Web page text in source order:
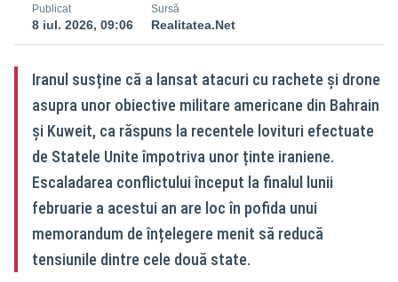
Publicat
8 iul. 2026, 09:06
Sursă
Realitatea.Net
Iranul susține că a lansat atacuri cu rachete și drone
asupra unor obiective militare americane din Bahrain
și Kuweit, ca răspuns la recentele lovituri efectuate
de Statele Unite împotriva unor ținte iraniene.
Escaladarea conflictului început la finalul lunii
februarie a acestui an are loc în pofida unui
memorandum de înțelegere menit să reducă
tensiunile dintre cele două state.